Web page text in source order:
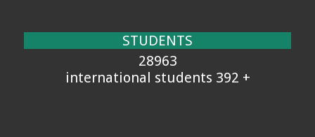
STUDENTS
28963
+ 392 international students